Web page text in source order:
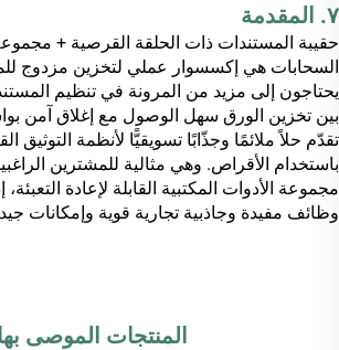
٧. المقدمة
حقيبة المستندات ذات الحلقة القرصية +
السحابات هي إكسسوار عملي لتخزين مزدوج
يحتاجون إلى مزيد من المرونة في تنظيم
بين تخزين الورق سهل الوصول مع إغلاق آمن
تقدّم حلاً ملائمًا وجذّابًا تسويقيًّا لأنظمة التوثيق
باستخدام الأقراص. وهي مثالية للمشترين
مجموعة الأدوات المكتبية القابلة لإعادة
وظائف مفيدة وجاذبية تجارية قوية وإمكانات
المنتجات الموصى بها